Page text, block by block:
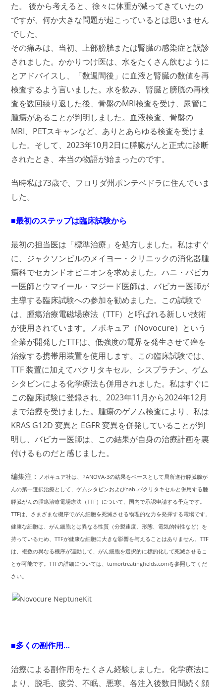
た。 後から考えると、徐々に体重が減ってきていたの
ですが、何か大きな問題が起こっているとは思いません
でした。
その痛みは、当初、上部膀胱または腎臓の感染症と誤診
されました。かかりつけ医は、水をたくさん飲むように
とアドバイスし、「数週間後」に血液と腎臓の数値を再
検査するよう言いました。水を飲み、腎臓と膀胱の再検
査を数回繰り返した後、骨盤のMRI検査を受け、尿管に
腫瘍があることが判明しました。血液検査、骨盤の
MRI、PETスキャンなど、ありとあらゆる検査を受けま
した。そして、2023年10月2日に膵臓がんと正式に診断
されたとき、本当の物語が始まったのです。
当時私は73歳で、フロリダ州ポンテベドラに住んでいま
した。
■最初のステップは臨床試験から
最初の担当医は「標準治療」を処方しました。私はすぐ
に、ジャクソンビルのメイヨー・クリニックの消化器腫
瘍科でセカンドオピニオンを求めました。ハニ・バビカ
ー医師とウマイール・マジード医師は、バビカー医師が
主導する臨床試験への参加を勧めました。この試験で
は、腫瘍治療電磁場療法（TTF）と呼ばれる新しい技術
が使用されています。ノボキュア（Novocure）という
企業が開発したTTFは、低強度の電界を発生させて癌を
治療する携帯用装置を使用します。この臨床試験では、
TTF 装置に加えてパクリタキセル、シスプラチン、ゲム
シタビンによる化学療法も併用されました。私はすぐに
この臨床試験に登録され、2023年11月から2024年12月
まで治療を受けました。 腫瘍のゲノム検査により、私は
KRAS G12D 変異と EGFR 変異を併発していることが判
明し、バビカー医師は、この結果が自身の治療計画を裏
付けるものだと感じました。
編集注： ノボキュア社は、PANOVA-3の結果をベースとして局所進行膵臓腺が
んの第一選択治療として、ゲムシタビンおよびnab-パクリタキセルと併用する腫
膵臓がんの腫瘍治療電場療法（TTF） について、国内で承認申請する予定です。
TTFは、さまざまな機序でがん細胞を死滅させる物理的な力を発揮する電場です。
健康な細胞は、がん細胞とは異なる性質（分裂速度、形態、電気的特性など）を
持っているため、TTFが健康な細胞に大きな影響を与えることはありません。TTF
は、複数の異なる機序が連動して、がん細胞を選択的に標的化して死滅させるこ
とが可能です。TTFの詳細については、tumortreatingfields.comを参照してくだ
さい。
■多くの副作用…
治療による副作用をたくさん経験しました。化学療法に
より、脱毛、疲労、不眠、悪寒、各注入後数日間続く顔